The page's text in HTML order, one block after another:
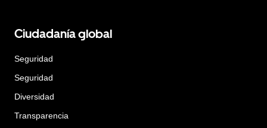
Ciudadanía global
Seguridad
Seguridad
Diversidad
Transparencia